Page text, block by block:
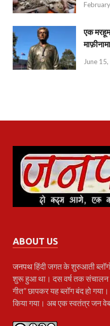
एक
माफ़ीनामा
June
ABOUT US
जनपथहिंदी जगत के शुरुआती
शुरू हुआ था। दस वर्ष तक संचालन
गीत” छापकर यह ब्लॉग बंद हो
किया गया। अब एक स्वतंत्र जन